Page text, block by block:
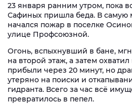
23 января ранним утром, пока
Сафиных пришла беда. В самую
начался пожар в поселке
улице Профсоюзной.
Огонь, вспыхнувший в бане,
на второй этаж, а затем
прибыли через 20 минут, но
утеряно на поиски и
гидранта. Всего за час всё
превратилось в пепел.